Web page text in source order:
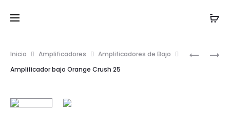
Inicio Amplificadores
Amplificadores de Bajo
Amplificador bajo Orange Crush 25